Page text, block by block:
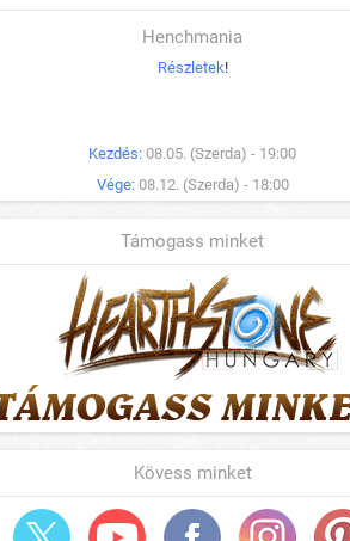
Henchmania
Részletek!
Kezdés: 08.05. (Szerda) - 19:00
Vége: 08.12. (Szerda) - 18:00
Támogass minket
Kövess minket